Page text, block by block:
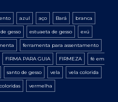
azul aço Bará branca
gesso estuaeta de gesso exú
ferramenta para assentamento
FIRMA PARA GUIA FIRMEZA fé em
santo de gesso vela vela colorida
vermelha